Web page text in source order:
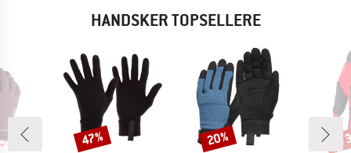
HANDSKER TOPSELLERE
Rabat
47% Rabat
20%